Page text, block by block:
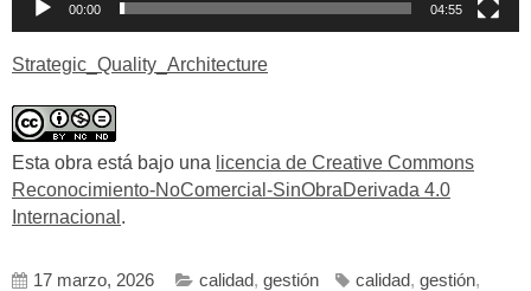
00:00 04:55
Strategic_Quality_Architecture
Esta obra está bajo una licencia de Creative Commons
Reconocimiento-NoComercial-SinObraDerivada 4.0
Internacional .
17 marzo, 2026 calidad, gestión calidad, gestión,